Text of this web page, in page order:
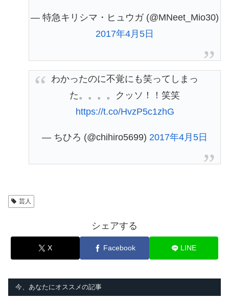
— 特急キリシマ・ヒュウガ (@MNeet_Mio30)
2017年4月5日
わかったのに不覚にも笑ってしまっ
た。。。。クッソ！！笑笑
https://t.co/HvzP5c1zhG
— ちひろ (@chihiro5699) 2017年4月5日
芸人
シェアする
X Facebook LINE
今、あなたにオススメの記事